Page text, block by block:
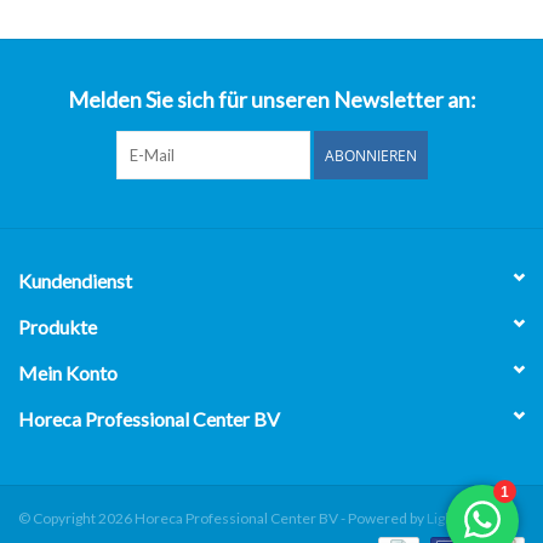
Melden Sie sich für unseren Newsletter an:
ABONNIEREN
Kundendienst
Produkte
Mein Konto
Horeca Professional Center BV
© Copyright 2026 Horeca Professional Center BV - Powered by Lightspeed